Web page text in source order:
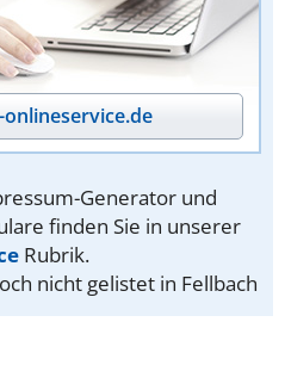
Generator und
finden Sie in unserer
Rubrik.
nicht gelistet in Fellbach